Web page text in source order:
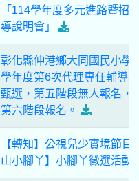
「114學年度多元進路暨招
導說明會」
彰化縣伸港鄉大同國民小學
學年度第6次代理專任輔導
甄選，第五階段無人報名，
第六階段報名。
【轉知】公視兒少實境節目
山小腳丫】小腳丫徵選活動